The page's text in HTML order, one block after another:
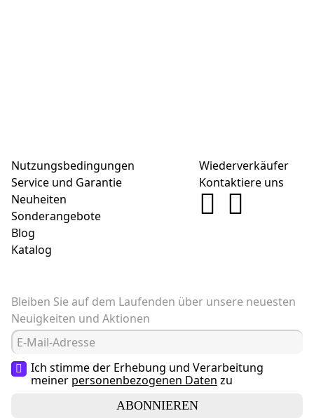
Nutzungsbedingungen
Service und Garantie
Neuheiten
Sonderangebote
Blog
Katalog
Wiederverkäufer
Kontaktiere uns
Bleiben Sie auf dem Laufenden über unsere neuesten
Neuigkeiten und Aktionen
Ich stimme der Erhebung und Verarbeitung
meiner personenbezogenen Daten zu
ABONNIEREN